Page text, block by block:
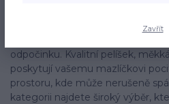
odpočinku. Kvalitní pelíšek,
poskytují vašemu mazlíčkovi
prostoru, kde může nerušeně
kategorii najdete široký výběr,
Zavřít